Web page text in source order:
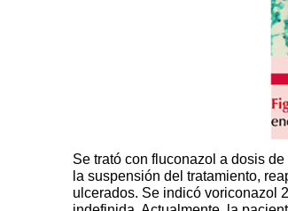
Se trató con fluconazol a dosis
la suspensión del tratamiento,
ulcerados. Se indicó voriconazol